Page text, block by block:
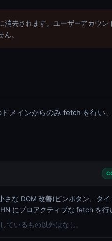
去されます。ユーザーアカウン
。
メインからのみ fetch を行い
な DOM 改善(ピンボタン、タイ
にプロアクティブな fetch を行
ているもの以外はなし。